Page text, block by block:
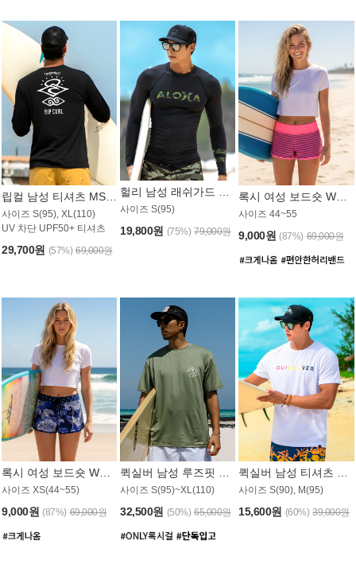
사이즈 S(95), XL(110)
UV 차단 UPF50+ 티셔츠
29,700원 (57%) 69,000원
사이즈 S(95)
19,800원 (75%) 79,000원
사이즈 44~55
9,000원 (87%) 69,000원
사이즈 XS(44~55)
9,000원 (87%) 69,000원
사이즈 S(95)~XL(110)
32,500원 (50%) 65,000원
사이즈 S(90), M(95)
15,600원 (60%) 39,000원